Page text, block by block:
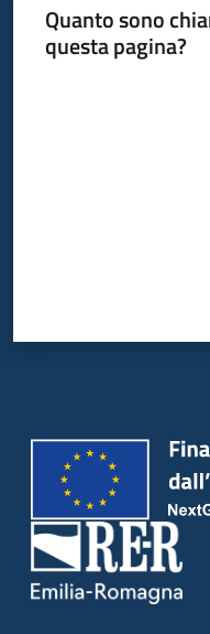
Quanto sono
questa pagina?